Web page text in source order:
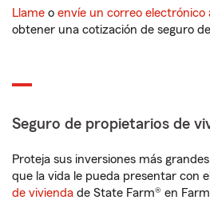
Llame o envíe un correo electrónico
obtener una cotización de seguro
Seguro de propietarios de
Proteja sus inversiones más
que la vida le pueda presentar con el
de vivienda de State Farm® en